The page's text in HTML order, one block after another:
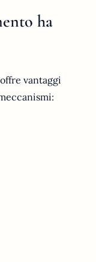
ha
vantaggi